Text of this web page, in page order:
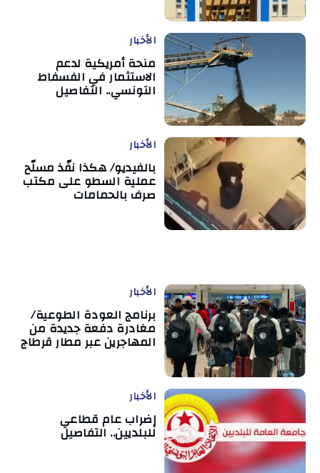
الأخبار
منحة أمريكية لدعم
الاستثمار في الفسفاط
التونسي.. التفاصيل
الأخبار
بالفيديو/ هكذا نفّذ مسلّح
عملية السطو على مكتب
صرف بالحمامات
الأخبار
برنامج العودة الطوعية/
مغادرة دفعة جديدة من
المهاجرين عبر مطار قرطاج
الأخبار
إضراب عام قطاعي
للبلديين.. التفاصيل